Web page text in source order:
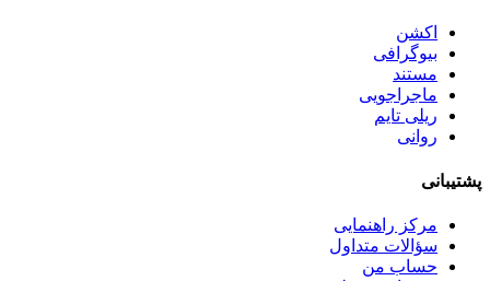
اکشن
بیوگرافی
مستند
ماجراجویی
ریلی تایم
روانی
پشتیبانی
مرکز راهنمایی
سؤالات متداول
حساب من